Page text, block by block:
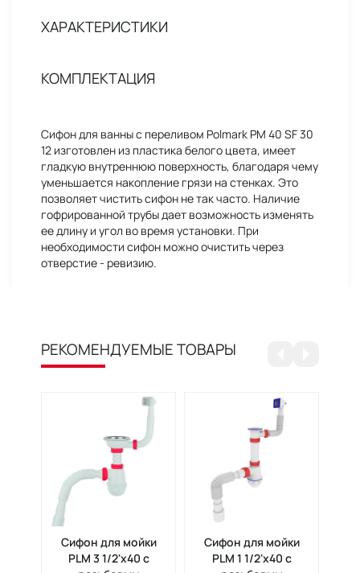
ХАРАКТЕРИСТИКИ
КОМПЛЕКТАЦИЯ
Сифон для ванны с переливом Polmark PM 40 SF 30
12 изготовлен из пластика белого цвета, имеет
гладкую внутреннюю поверхность, благодаря чему
уменьшается накопление грязи на стенках. Это
позволяет чистить сифон не так часто. Наличие
гофрированной трубы дает возможность изменять
ее длину и угол во время установки. При
необходимости сифон можно очистить через
отверстие - ревизию.
РЕКОМЕНДУЕМЫЕ ТОВАРЫ
Сифон для мойки
PLM 3 1/2'x40 с
Сифон для мойки
PLM 1 1/2'x40 с